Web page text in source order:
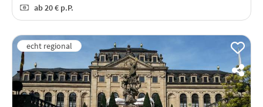
ab20 € p.P.